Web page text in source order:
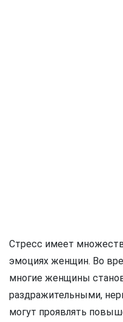
Стресс имеет
эмоциях женщин. Во
многие женщины
раздражительными,
могут проявлять